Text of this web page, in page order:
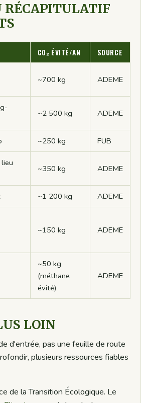
RÉCAPITULATIF
CO₂ ÉVITÉ/AN SOURCE
~700 kg ADEME
~2 500 kg ADEME
~250 kg FUB
~350 kg ADEME
~1 200 kg ADEME
~150 kg ADEME
~50 kg
(méthane
évité)
ADEME
LOIN
d'entrée, pas une feuille de route
plusieurs ressources fiables
de la Transition Écologique. Le